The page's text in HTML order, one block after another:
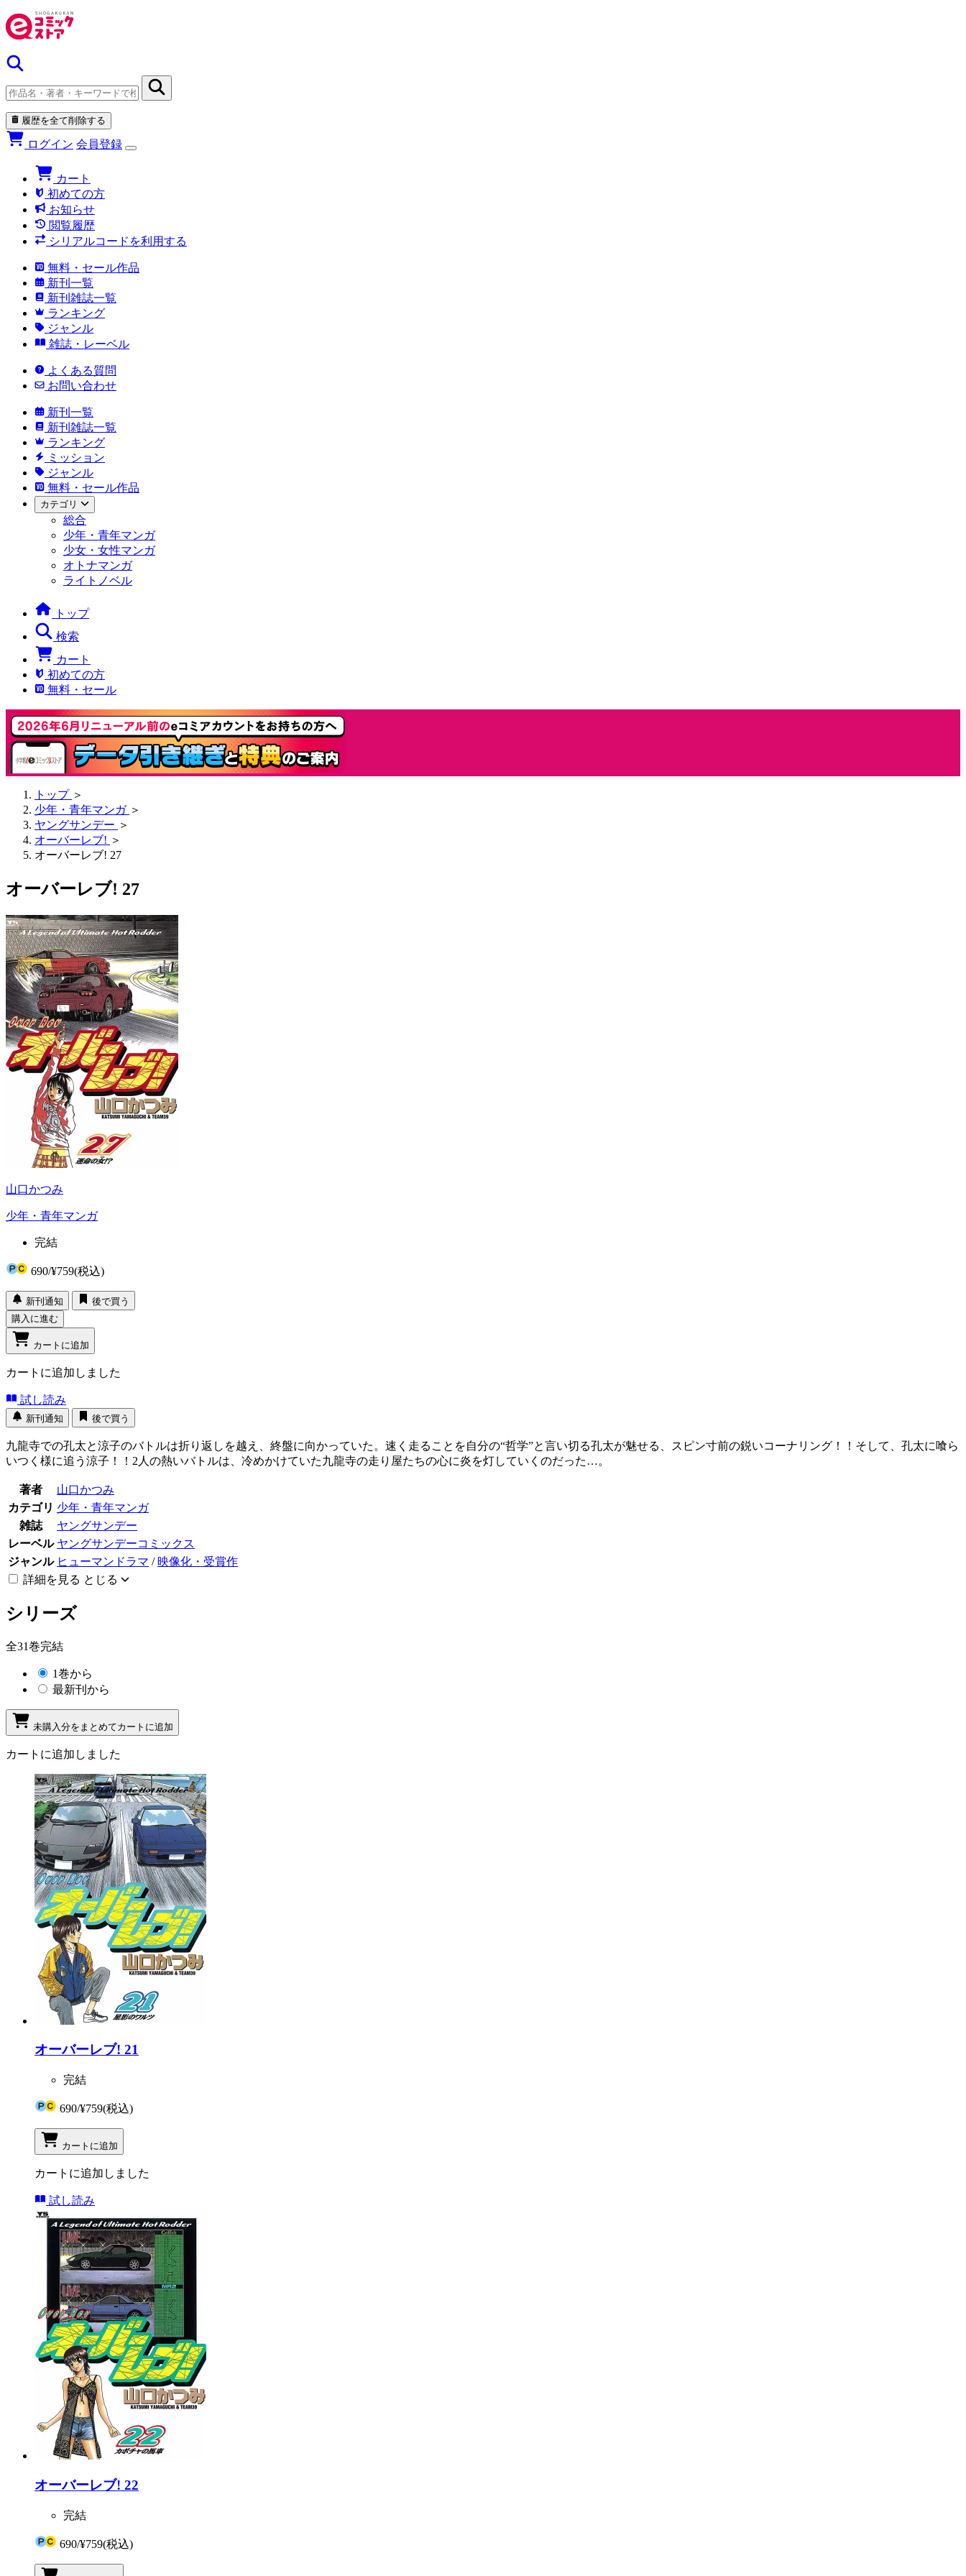
履歴を全て削除する
ログイン 会員登録
カート
初めての方
お知らせ
閲覧履歴
シリアルコードを利用する
無料・セール作品
新刊一覧
新刊雑誌一覧
ランキング
ジャンル
雑誌・レーベル
よくある質問
お問い合わせ
新刊一覧
新刊雑誌一覧
ランキング
ミッション
ジャンル
無料・セール作品
カテゴリ
総合
少年・青年マンガ
少女・女性マンガ
オトナマンガ
ライトノベル
トップ
検索
カート
初めての方
無料・セール
トップ ＞
少年・青年マンガ ＞
ヤングサンデー ＞
オーバーレブ! ＞
オーバーレブ! 27
オーバーレブ! 27
山口かつみ
少年・青年マンガ
完結
690/¥759(税込)
新刊通知
後で買う
購入に進む
カートに追加
カートに追加しました
試し読み
新刊通知 後で買う
九龍寺での孔太と涼子のバトルは折り返しを越え、終盤に向かっていた。速く走ることを自分の“哲学”と言い切る孔太が魅せる、スピン寸前の鋭いコーナリング！！そして、孔太に喰ら
いつく様に追う涼子！！2人の熱いバトルは、冷めかけていた九龍寺の走り屋たちの心に炎を灯していくのだった…。
著者
山口かつみ
カテゴリ 少年・青年マンガ
雑誌
ヤングサンデー
レーベル ヤングサンデーコミックス
ジャンル ヒューマンドラマ / 映像化・受賞作
詳細を見る とじる
シリーズ
全31巻完結
1巻から
最新刊から
未購入分をまとめてカートに追加
カートに追加しました
オーバーレブ! 21
完結
690/¥759(税込)
カートに追加
カートに追加しました
試し読み
オーバーレブ! 22
完結
690/¥759(税込)